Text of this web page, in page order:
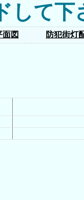
して下
図 防犯街灯